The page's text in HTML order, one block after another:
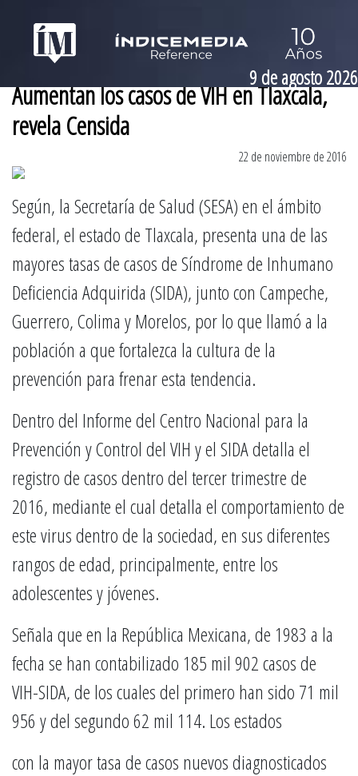
9 de agosto 2026
Aumentan los casos de VIH en Tlaxcala,
revela Censida
22 de noviembre de 2016
Según, la Secretaría de Salud (SESA) en el ámbito
federal, el estado de Tlaxcala, presenta una de las
mayores tasas de casos de Síndrome de Inhumano
Deficiencia Adquirida (SIDA), junto con Campeche,
Guerrero, Colima y Morelos, por lo que llamó a la
población a que fortalezca la cultura de la
prevención para frenar esta tendencia.
Dentro del Informe del Centro Nacional para la
Prevención y Control del VIH y el SIDA detalla el
registro de casos dentro del tercer trimestre de
2016, mediante el cual detalla el comportamiento de
este virus dentro de la sociedad, en sus diferentes
rangos de edad, principalmente, entre los
adolescentes y jóvenes.
Señala que en la República Mexicana, de 1983 a la
fecha se han contabilizado 185 mil 902 casos de
VIH-SIDA, de los cuales del primero han sido 71 mil
956 y del segundo 62 mil 114. Los estados
con la mayor tasa de casos nuevos diagnosticados